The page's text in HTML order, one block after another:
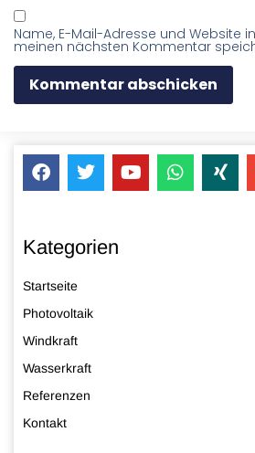
Name, E-Mail-Adresse und Website
meinen nächsten Kommentar
Kategorien
Startseite
Photovoltaik
Windkraft
Wasserkraft
Referenzen
Kontakt